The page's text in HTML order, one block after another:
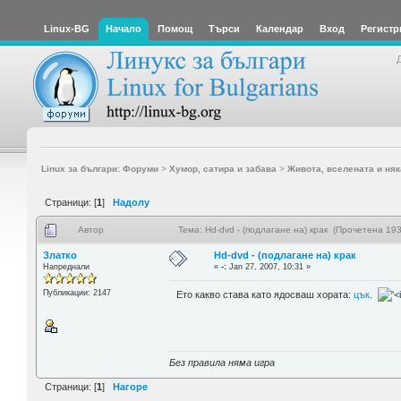
Linux-BG Начало Помощ Търси Календар Вход
Linux за българи: Форуми> Хумор, сатира и забава > Живота, вселената и
Страници: [1] Надолу
Автор Тема: Hd-dvd - (подлагане на) крак (Прочетена
Златко
Напреднали
Публикации: 2147
Hd-dvd - (подлагане на) крак
«-: Jan 27, 2007, 10:31 »
Ето какво става като ядосваш хората:цък
Без правила няма игра
Страници: [1] Нагоре